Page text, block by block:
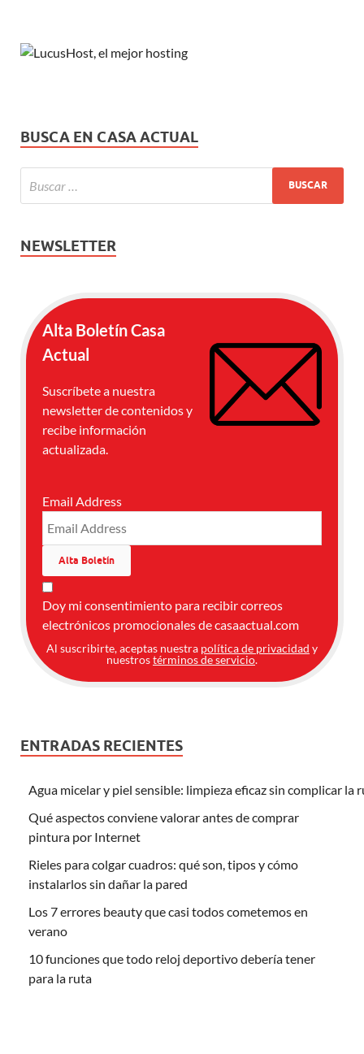
BUSCA EN CASA ACTUAL
NEWSLETTER
Alta Boletín Casa
Actual
Suscríbete a nuestra
newsletter de contenidos y
recibe información
actualizada.
Email Address
Doy mi consentimiento para recibir correos
electrónicos promocionales de casaactual.com
Al suscribirte, aceptas nuestra política de privacidad y
nuestrostérminos de servicio.
ENTRADAS RECIENTES
Agua micelar y piel sensible: limpieza eficaz sin complicar la
Qué aspectos conviene valorar antes de comprar
pintura por Internet
Rieles para colgar cuadros: qué son, tipos y cómo
instalarlos sin dañar la pared
Los 7 errores beauty que casi todos cometemos en
verano
10 funciones que todo reloj deportivo debería tener
para la ruta